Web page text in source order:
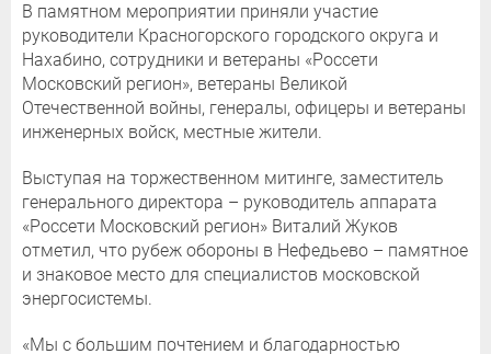
В памятном мероприятии приняли участие
руководители Красногорского городского округа и
Нахабино, сотрудники и ветераны «Россети
Московский регион», ветераны Великой
Отечественной войны, генералы, офицеры и ветераны
инженерных войск, местные жители.
Выступая на торжественном митинге, заместитель
генерального директора – руководитель аппарата
«Россети Московский регион» Виталий Жуков
отметил, что рубеж обороны в Нефедьево – памятное
и знаковое место для специалистов московской
энергосистемы.
«Мы с большим почтением и благодарностью